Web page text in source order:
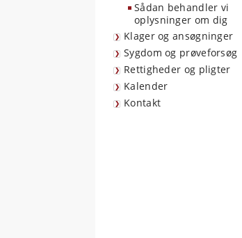
Sådan behandler vi
oplysninger om dig
Klager og ansøgninger
Sygdom og prøveforsøg
Rettigheder og pligter
Kalender
Kontakt